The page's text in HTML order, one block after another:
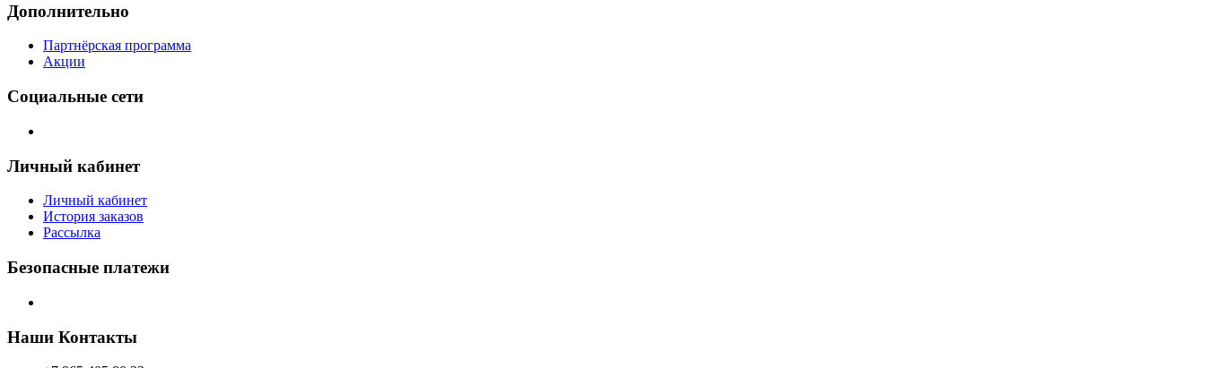
Дополнительно
Партнёрская программа
Акции
Социальные сети
Личный кабинет
Личный кабинет
История заказов
Рассылка
Безопасные платежи
Наши Контакты